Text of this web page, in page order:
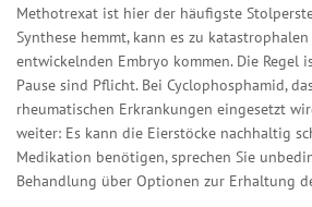
Methotrexat ist hier der häufigste
Synthese hemmt, kann es zu
entwickelnden Embryo kommen. Die Regel
Pause sind Pflicht. Bei Cyclophosphamid,
rheumatischen Erkrankungen eingesetzt
weiter: Es kann die Eierstöcke nachhaltig
Medikation benötigen, sprechen Sie
Behandlung über Optionen zur Erhaltung